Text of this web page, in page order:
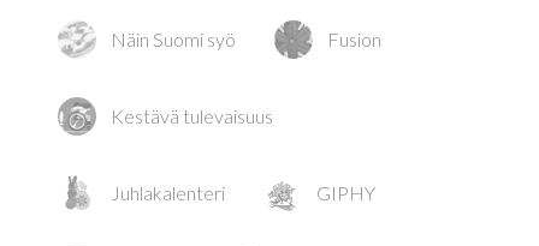
Näin Suomi syö Fusion
Kestävä tulevaisuus
Juhlakalenteri GIPHY